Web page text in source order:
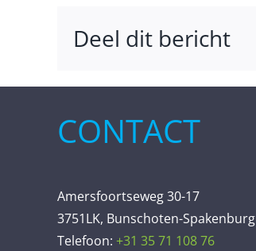
Deel dit bericht
CONTACT
Amersfoortseweg 30-17
3751LK, Bunschoten-Spakenburg
Telefoon: +31 35 71 108 76